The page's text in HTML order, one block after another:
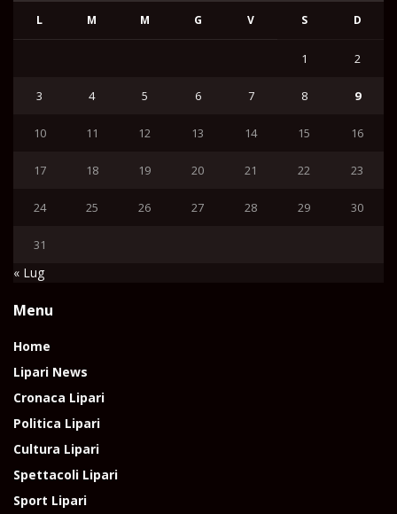
L M M G V S D
1 2
3 4 5 6 7 8 9
10 11 12 13 14 15 16
17 18 19 20 21 22 23
24 25 26 27 28 29 30
31
« Lug
Menu
Home
Lipari News
Cronaca Lipari
Politica Lipari
Cultura Lipari
Spettacoli Lipari
Sport Lipari